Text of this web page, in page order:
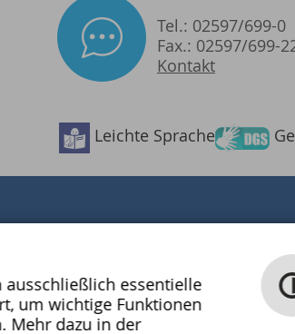
Tel.: 02597/699-0
Fax.: 02597/699-
Kontakt
Leichte Sprache
ausschließlich essentielle
um wichtige Funktionen
Mehr dazu in der